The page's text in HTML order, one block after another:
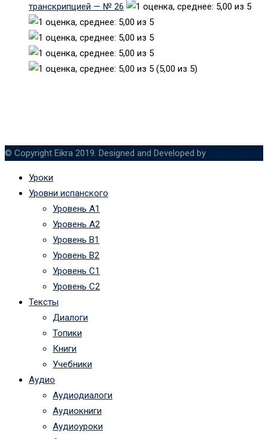
транскрипцией — № 26
(5,00 из 5)
© Copyright Eikra 2019. Designed and Developed by
Уроки
Уровни испанского
Уровень А1
Уровень А2
Уровень B1
Уровень B2
Уровень C1
Уровень C2
Тексты
Диалоги
Топики
Книги
Учебники
Аудио
Аудиодиалоги
Аудиокниги
Аудиоуроки